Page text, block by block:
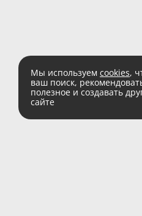
Мы используем cookies,
ваш поиск,
полезное и создавать
сайте